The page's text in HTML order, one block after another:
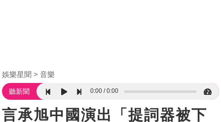
娛樂星聞 音樂
聽新聞 0:00 0:00
言承旭中國演出「提詞器被下